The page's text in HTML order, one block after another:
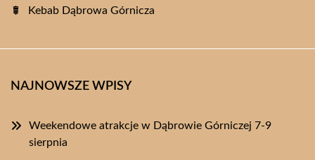
Kebab Dąbrowa Górnicza
NAJNOWSZE WPISY
Weekendowe atrakcje w Dąbrowie Górniczej 7-9
sierpnia